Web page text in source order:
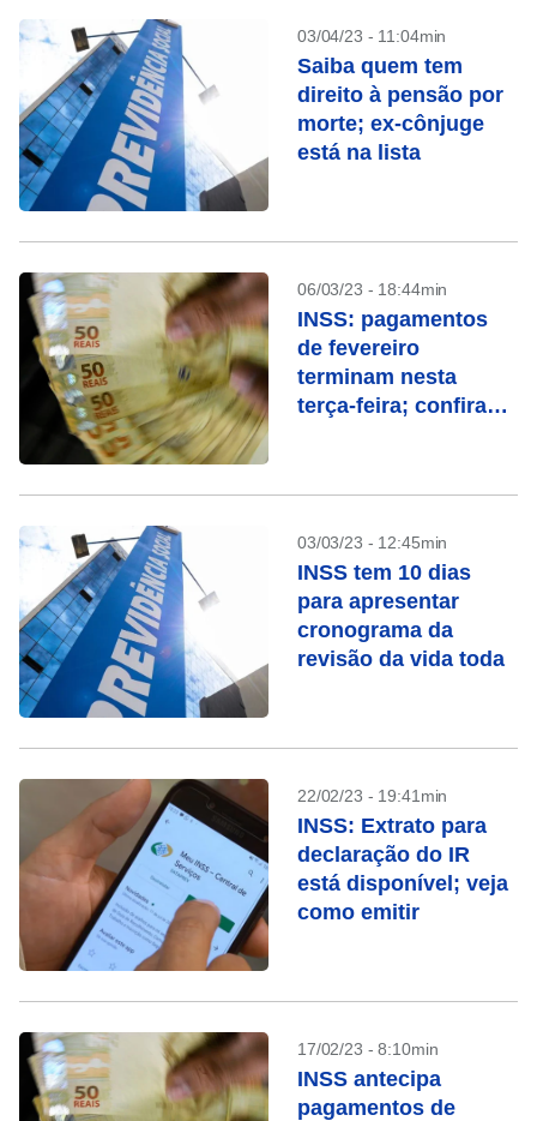
03/04/23 - 11:04min
Saiba quem tem
direito à pensão por
morte; ex-cônjuge
está na lista
06/03/23 - 18:44min
INSS: pagamentos
de fevereiro
terminam nesta
terça-feira; confira
03/03/23 - 12:45min
INSS tem 10 dias
para apresentar
cronograma da
revisão da vida toda
22/02/23 - 19:41min
INSS: Extrato para
declaração do IR
está disponível; veja
como emitir
17/02/23 - 8:10min
INSS antecipa
pagamentos de